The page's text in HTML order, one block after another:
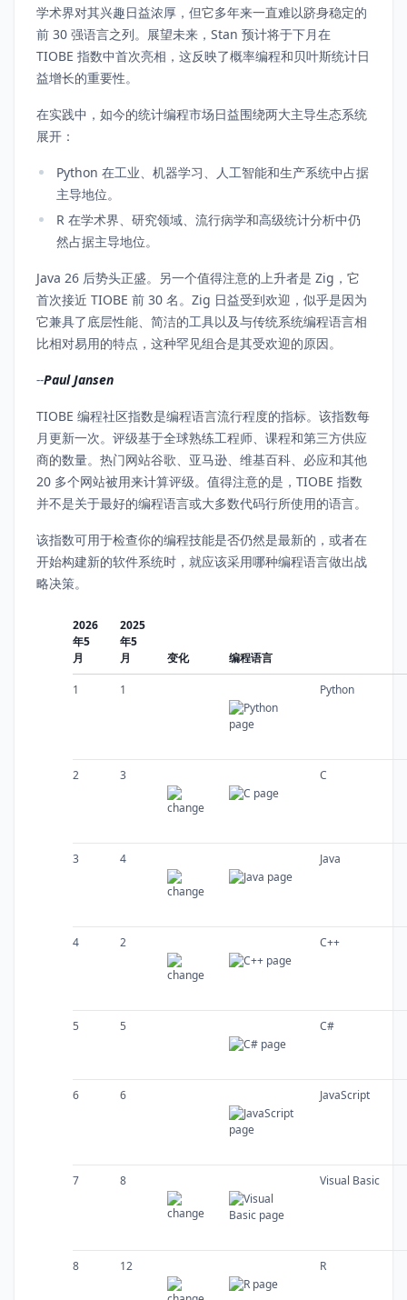
学术界对其兴趣日益浓厚，但它多年来一直难以跻身稳定的
前 30 强语言之列。展望未来，Stan 预计将于下月在
TIOBE 指数中首次亮相，这反映了概率编程和贝叶斯统计日
益增长的重要性。
在实践中，如今的统计编程市场日益围绕两大主导生态系统
展开：
Python 在工业、机器学习、人工智能和生产系统中占据
主导地位。
R 在学术界、研究领域、流行病学和高级统计分析中仍
然占据主导地位。
Java 26 后势头正盛。另一个值得注意的上升者是 Zig，它
首次接近 TIOBE 前 30 名。Zig 日益受到欢迎，似乎是因为
它兼具了底层性能、简洁的工具以及与传统系统编程语言相
比相对易用的特点，这种罕见组合是其受欢迎的原因。
--Paul Jansen
TIOBE 编程社区指数是编程语言流行程度的指标。该指数每
月更新一次。评级基于全球熟练工程师、课程和第三方供应
商的数量。热门网站谷歌、亚马逊、维基百科、必应和其他
20 多个网站被用来计算评级。值得注意的是，TIOBE 指数
并不是关于最好的编程语言或大多数代码行所使用的语言。
该指数可用于检查你的编程技能是否仍然是最新的，或者在
开始构建新的软件系统时，就应该采用哪种编程语言做出战
略决策。
2026
年5
月
2025
年5
月
变化 编程语言
1 1 Python
2 3 C
3 4 Java
4 2 C++
5 5 C#
6 6 JavaScript
7 8 Visual Basic
8 12 R